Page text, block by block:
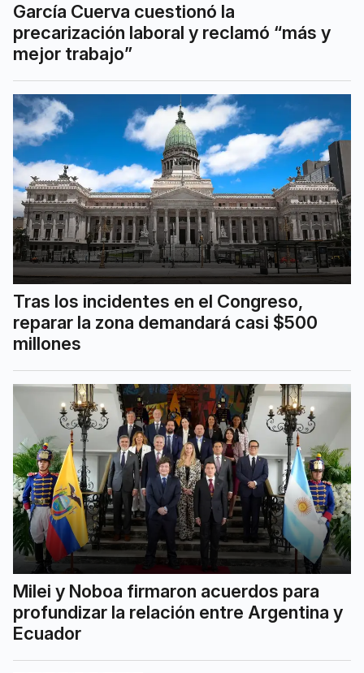
García Cuerva cuestionó la
precarización laboral y reclamó “más y
mejor trabajo”
Tras los incidentes en el Congreso,
reparar la zona demandará casi $500
millones
Milei y Noboa firmaron acuerdos para
profundizar la relación entre Argentina y
Ecuador